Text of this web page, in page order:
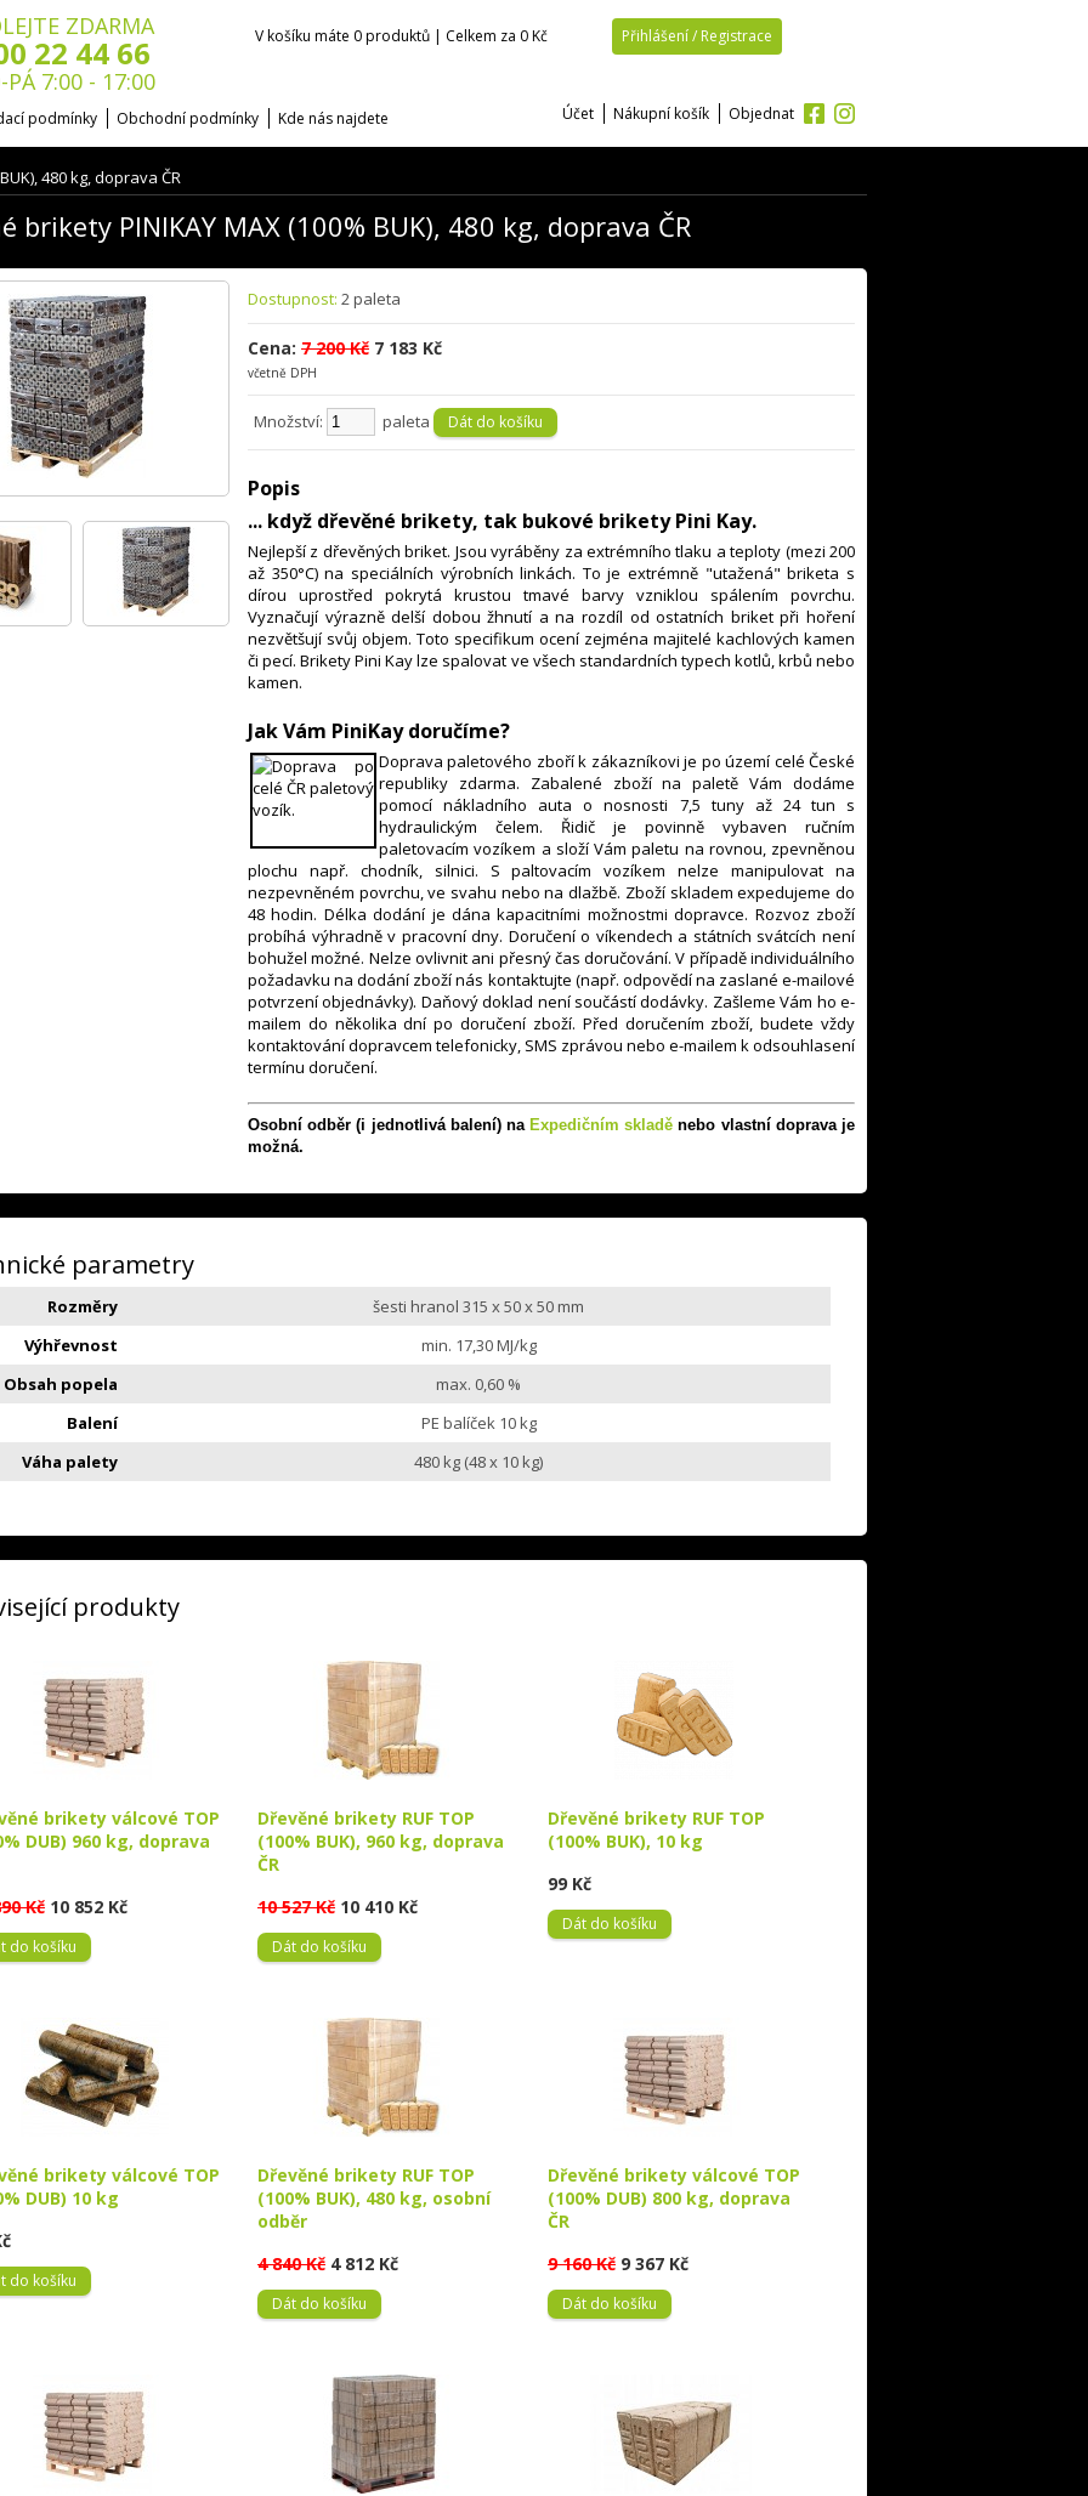
ZDARMA
22 44 66
PÁ 7:00 - 17:00
V košíku máte 0 produktů | Celkem za 0 Kč Přihlášení / Registrace
podmínky Obchodní podmínky Kde nás najdete Účet Nákupní košík Objednat
480 kg, doprava ČR
brikety PINIKAY MAX (100% BUK), 480 kg, doprava ČR
Dostupnost: 2 paleta
Cena: 7 200 Kč 7 183 Kč
včetně DPH
Množství: paleta
Popis
... když dřevěné brikety, tak bukové brikety Pini Kay.
Nejlepší z dřevěných briket. Jsou vyráběny za extrémního tlaku a teploty (mezi 200
až 350°C) na speciálních výrobních linkách. To je extrémně "utažená" briketa s
dírou uprostřed pokrytá krustou tmavé barvy vzniklou spálením povrchu.
Vyznačují výrazně delší dobou žhnutí a na rozdíl od ostatních briket při hoření
nezvětšují svůj objem. Toto specifikum ocení zejména majitelé kachlových kamen
či pecí. Brikety Pini Kay lze spalovat ve všech standardních typech kotlů, krbů nebo
kamen.
Jak Vám PiniKay doručíme?
​Doprava paletového zboří k zákazníkovi je po území celé České
republiky zdarma. Zabalené zboží na paletě Vám dodáme
pomocí nákladního auta o nosnosti 7,5 tuny až 24 tun s
hydraulickým čelem. Řidič je povinně vybaven ručním
paletovacím vozíkem a složí Vám paletu na rovnou, zpevněnou
plochu např. chodník, silnici. S paltovacím vozíkem nelze manipulovat na
nezpevněném povrchu, ve svahu nebo na dlažbě. Zboží skladem expedujeme do
48 hodin. Délka dodání je dána kapacitními možnostmi dopravce. Rozvoz zboží
probíhá výhradně v pracovní dny. Doručení o víkendech a státních svátcích není
bohužel možné. Nelze ovlivnit ani přesný čas doručování. V případě individuálního
požadavku na dodání zboží nás kontaktujte (např. odpovědí na zaslané e-mailové
potvrzení objednávky). Daňový doklad není součástí dodávky. Zašleme Vám ho e-
mailem do několika dní po doručení zboží. Před doručením zboží, budete vždy
kontaktování dopravcem telefonicky, SMS zprávou nebo e-mailem k odsouhlasení
termínu doručení.
Osobní odběr (i jednotlivá balení) naExpedičním skladě nebo vlastní doprava je
možná.
parametry
Rozměry
šesti hranol 315 x 50 x 50 mm
Výhřevnost
min. 17,30 MJ/kg
Obsah popela
max. 0,60 %
Balení
PE balíček 10 kg
Váha palety
480 kg (48 x 10 kg)
produkty
brikety válcové TOP
DUB) 960 kg, doprava
Kč 10 852 Kč
do košíku
Dřevěné brikety RUF TOP
(100% BUK), 960 kg, doprava
ČR
10 527 Kč 10 410 Kč
Dát do košíku
Dřevěné brikety RUF TOP
(100% BUK), 10 kg
99 Kč
Dát do košíku
brikety válcové TOP
DUB) 10 kg
do košíku
Dřevěné brikety RUF TOP
(100% BUK), 480 kg, osobní
odběr
4 840 Kč 4 812 Kč
Dát do košíku
Dřevěné brikety válcové TOP
(100% DUB) 800 kg, doprava
ČR
9 160 Kč 9 367 Kč
Dát do košíku